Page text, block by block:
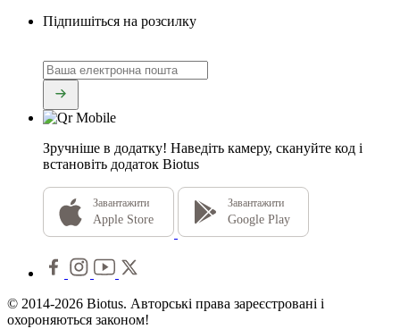
Підпишіться на розсилку
Зручніше в додатку! Наведіть камеру, скануйте код і
встановіть додаток Biotus
Завантажити
Apple Store
Завантажити
Google Play
© 2014-2026 Biotus. Авторські права зареєстровані і
охороняються законом!